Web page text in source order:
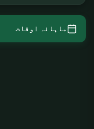
ماہانہ اوقات